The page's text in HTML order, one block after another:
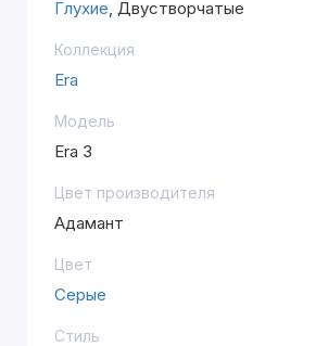
Глухие, Двустворчатые
Коллекция
Era
Модель
Era 3
Цвет производителя
Адамант
Цвет
Серые
Стиль